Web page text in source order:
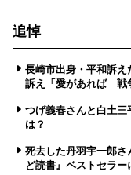
追悼
長崎市出身・平和訴
訴え「愛があれば 戦
つげ義春さんと白土
は？
死去した丹羽宇一郎
ど読書』ベストセラー